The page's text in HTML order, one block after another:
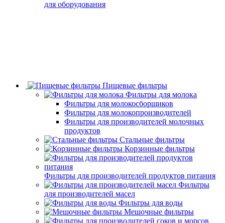
для оборудования
Пищевые фильтры
Фильтры для молока
Фильтры для молокосборщиков
Фильтры для молокопроизводителей
Фильтры для производителей молочных
продуктов
Стальные фильтры
Корзинные фильтры
Фильтры для производителей продуктов питания
Фильтры
для производителей масел
Фильтры для воды
Мешочные фильтры